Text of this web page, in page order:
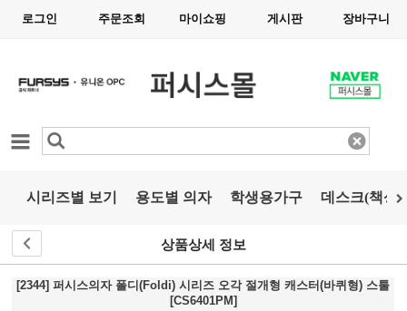
로그인 주문조회 마이쇼핑 게시판 장바구니
카테고리
시리즈별 보기 용도별 의자 학생용가구 데스크(책상)
상품상세 정보
[2344] 퍼시스의자 폴디(Foldi) 시리즈 오각 절개형 캐스터(바퀴형) 스툴
[CS6401PM]